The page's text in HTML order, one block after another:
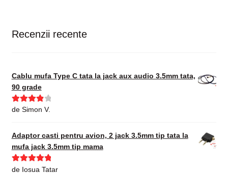
Recenzii recente
Cablu mufa Type C tata la jack aux audio 3.5mm tata,
90 grade
Evaluat la
de Simon V.
Adaptor casti pentru avion, 2 jack 3.5mm tip tata la
mufa jack 3.5mm tip mama
Evaluat la5
de Iosua Tatar